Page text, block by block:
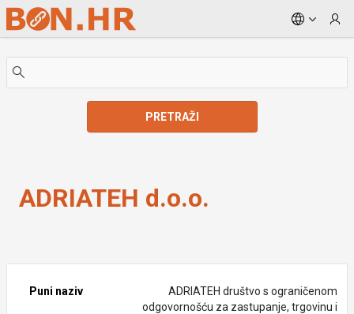
Skip to Main Content
PRETRAŽI
ADRIATEH d.o.o.
Puni naziv
ADRIATEH društvo s ograničenom
odgovornošću za zastupanje, trgovinu i